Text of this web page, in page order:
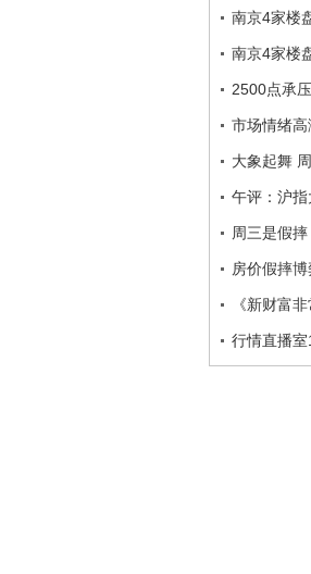
南京4家楼
南京4家楼
2500点承
市场情绪
大象起舞
午评：沪
周三是假
房价假摔
《新财富
行情直播